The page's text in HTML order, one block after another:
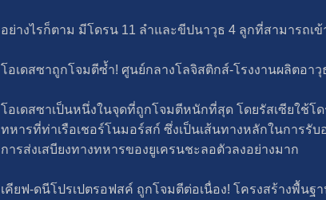
อย่างไรก็ตาม มีโดรน 11 ลำและขีปนาวุธ 4 ลูกที่สามารถเ
โอเดสซาถูกโจมตีซ้ำ! ศูนย์กลางโลจิสติกส์-โรงงานผลิตอาวุ
โอเดสซาเป็นหนึ่งในจุดที่ถูกโจมตีหนักที่สุด โดยรัสเซียใช้
ทหารที่ท่าเรือเชอร์โนมอร์สก์ ซึ่งเป็นเส้นทางหลักในการรั
การส่งเสบียงทางทหารของยูเครนชะลอตัวลงอย่างมาก
เคียฟ-ดนีโปรเปตรอฟสค์ ถูกโจมตีต่อเนื่อง! โครงสร้างพื้นฐา